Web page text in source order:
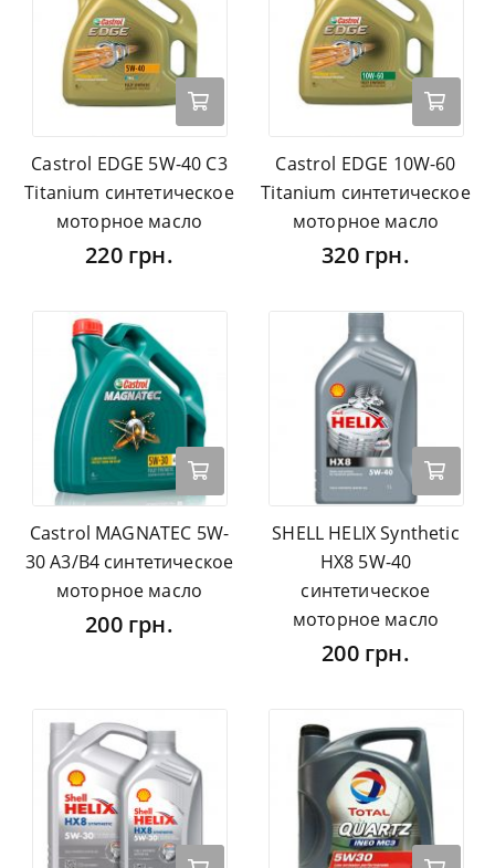
Castrol EDGE 5W-40 C3
Titanium синтетическое
моторное масло
220 грн.
Castrol EDGE 10W-60
Titanium синтетическое
моторное масло
320 грн.
Castrol MAGNATEC 5W-
30 A3/B4 синтетическое
моторное масло
200 грн.
SHELL HELIX Synthetic
HX8 5W-40
синтетическое
моторное масло
200 грн.